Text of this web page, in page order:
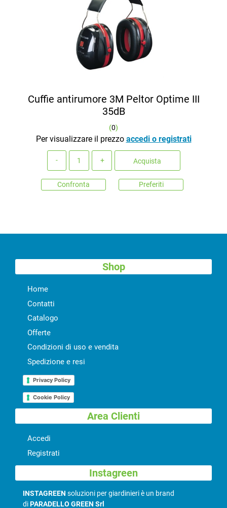
Cuffie antirumore 3M Peltor Optime III
35dB
(0)
Per visualizzare il prezzo accedi o registrati
Acquista
Confronta Preferiti
Shop
Home
Contatti
Catalogo
Offerte
Condizioni di uso e vendita
Spedizione e resi
Privacy Policy
Cookie Policy
Area Clienti
Accedi
Registrati
Instagreen
INSTAGREEN soluzioni per giardinieri è un brand
diPARADELLO GREEN Srl